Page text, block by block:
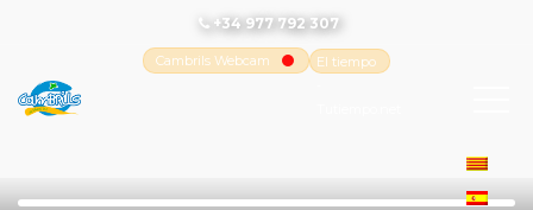
+34 977 792 307
Cambrils Webcam
El tiempo